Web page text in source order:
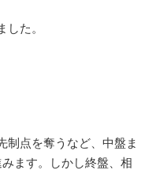
た。
制点を奪うなど、中盤ま
ます。しかし終盤、相